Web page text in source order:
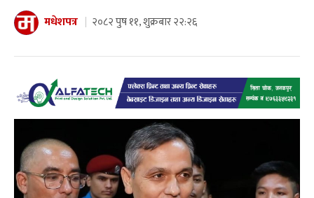
मधेशपत्र २०८२ पुष ११, शुक्रबार २२:२६